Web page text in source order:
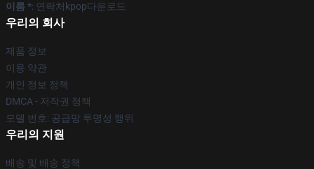
이름 *: 연락처kpop다운로드
우리의 회사
제품 정보
이용 약관
개인 정보 정책
DMCA - 저작권 정책
모델 번호: 공급망 투명성 행위
우리의 지원
배송 및 배송 정책